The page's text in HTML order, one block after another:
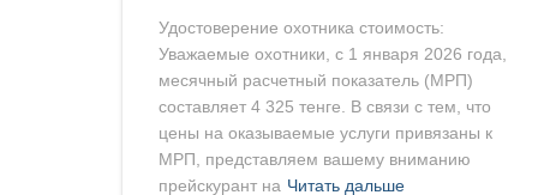
Удостоверение охотника стоимость:
Уважаемые охотники, с 1 января 2026 года,
месячный расчетный показатель (МРП)
составляет 4 325 тенге. В связи с тем, что
цены на оказываемые услуги привязаны к
МРП, представляем вашему вниманию
прейскурант на Читать дальше